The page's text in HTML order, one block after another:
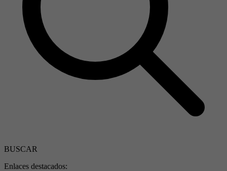
BUSCAR
Enlaces destacados: